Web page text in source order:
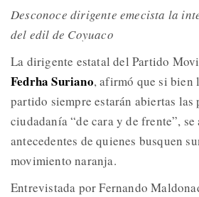
Desconoce dirigente emecista la
del edil de Coyuaco
La dirigente estatal del Partido
Fedrha Suriano, afirmó que si bien
partido siempre estarán abiertas las
ciudadanía “de cara y de frente”,
antecedentes de quienes busquen
movimiento naranja.
Entrevistada por Fernando